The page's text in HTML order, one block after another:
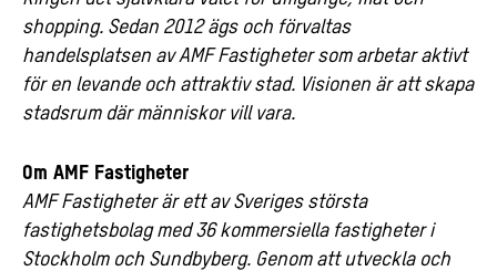
shopping. Sedan 2012 ägs och förvaltas
handelsplatsen av AMF Fastigheter som arbetar aktivt
för en levande och attraktiv stad. Visionen är att skapa
stadsrum där människor vill vara.
Om AMF Fastigheter
AMF Fastigheter är ett av Sveriges största
fastighetsbolag med 36 kommersiella fastigheter i
Stockholm och Sundbyberg. Genom att utveckla och